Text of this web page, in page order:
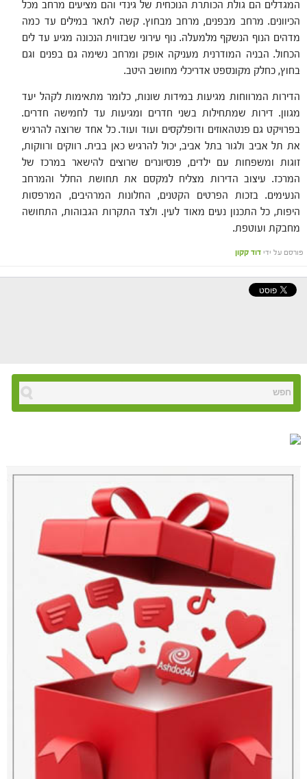
המגדלים הם גולת הכותרת הנוכחית של גינדי והם מציעים מרחב מכל
הכיוונים. מרחב מבפנים, מרחב מבחוץ. קשה לתאר במילים עד כמה
מדהים הנוף הנשקף מלמעלה. נוף עירוני שבזווית הנכונה מגיע עד לים
הכחול. הבניה המודרנית מעניקה אופק ומרחב נשימה גם בפנים וגם
בחוץ, כחלק מקונספט אדריכלי מחושב היטב.
הדירות המרווחות מגיעות במידות שונות, כלומר מתאימות לקהל יעד
מגוון. דירות שמתחילות בשני חדרים ומגיעות עד לחמישה חדרים.
בפרויקט גם פנטהאוזים ודופלקסים ועוד ועוד. כל אחד שרוצה להרגיש
את תל אביב ולגור בתל אביב, יכול להרגיש כאן בבית. רווקים ורווקות,
זוגות ומשפחות עם ילדים, פנסיונרים שרוצים להישאר במרכז של
המרכז. עיצוב הדירות מצליח למקסם את תחושת החלל והמרחב
הנעימים. בזכות הפרטים הקטנים, החלונות המרהיבים, המרפסות
היפות, כל התכנון נעים מאוד לעין. ולצד התקרות הגבוהות, התחושה
מחבקת ועוטפת.
פורסם על ידי דוד קקון